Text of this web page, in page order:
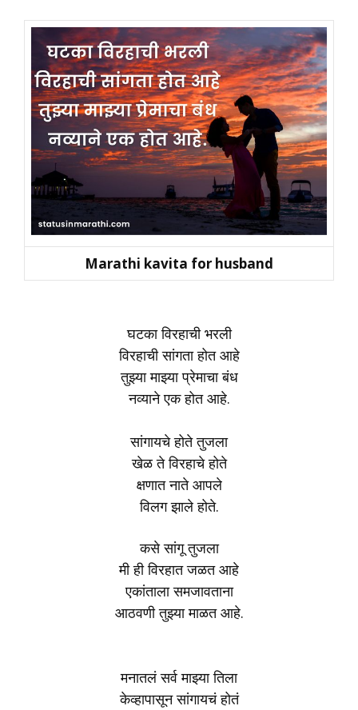
Marathi kavita for husband
घटका विरहाची भरली
विरहाची सांगता होत आहे
तुझ्या माझ्या प्रेमाचा बंध
नव्याने एक होत आहे.
सांगायचे होते तुजला
खेळ ते विरहाचे होते
क्षणात नाते आपले
विलग झाले होते.
कसे सांगू तुजला
मी ही विरहात जळत आहे
एकांताला समजावताना
आठवणी तुझ्या माळत आहे.
मनातलं सर्व माझ्या तिला
केव्हापासून सांगायचं होतं